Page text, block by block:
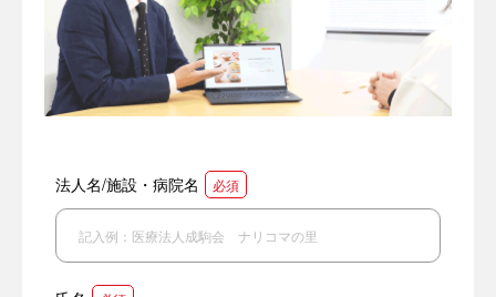
法人名/施設・病院名 必須